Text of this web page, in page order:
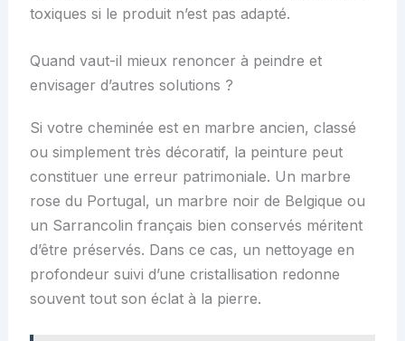
toxiques si le produit n’est pas adapté.
Quand vaut-il mieux renoncer à peindre et
envisager d’autres solutions ?
Si votre cheminée est en marbre ancien, classé
ou simplement très décoratif, la peinture peut
constituer une erreur patrimoniale. Un marbre
rose du Portugal, un marbre noir de Belgique ou
un Sarrancolin français bien conservés méritent
d’être préservés. Dans ce cas, un nettoyage en
profondeur suivi d’une cristallisation redonne
souvent tout son éclat à la pierre.